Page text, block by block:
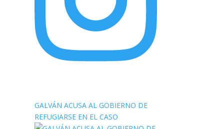
GALVÁN ACUSA AL GOBIERNO DE
REFUGIARSE EN EL CASO